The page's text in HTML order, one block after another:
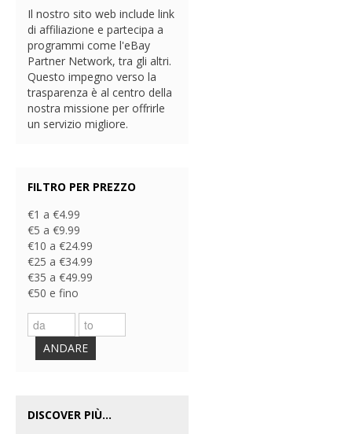
Il nostro sito web include link
di affiliazione e partecipa a
programmi come l'eBay
Partner Network, tra gli altri.
Questo impegno verso la
trasparenza è al centro della
nostra missione per offrirle
un servizio migliore.
FILTRO PER PREZZO
€1 a €4.99
€5 a €9.99
€10 a €24.99
€25 a €34.99
€35 a €49.99
€50 e fino
ANDARE
DISCOVER PIÙ...